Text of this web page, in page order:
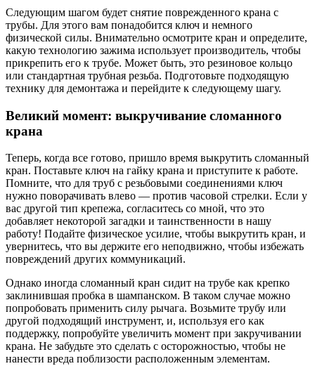
Следующим шагом будет снятие поврежденного крана с
трубы. Для этого вам понадобится ключ и немного
физической силы. Внимательно осмотрите кран и определите,
какую технологию зажима использует производитель, чтобы
прикрепить его к трубе. Может быть, это резиновое кольцо
или стандартная трубная резьба. Подготовьте подходящую
технику для демонтажа и перейдите к следующему шагу.
Великий момент: выкручивание сломанного
крана
Теперь, когда все готово, пришло время выкрутить сломанный
кран. Поставьте ключ на гайку крана и приступите к работе.
Помните, что для труб с резьбовыми соединениями ключ
нужно поворачивать влево — против часовой стрелки. Если у
вас другой тип крепежа, согласитесь со мной, что это
добавляет некоторой загадки и таинственности в нашу
работу! Подайте физическое усилие, чтобы выкрутить кран, и
увернитесь, что вы держите его неподвижно, чтобы избежать
повреждений других коммуникаций.
Однако иногда сломанный кран сидит на трубе как крепко
заклинившая пробка в шампанском. В таком случае можно
попробовать применить силу рычага. Возьмите трубу или
другой подходящий инструмент, и, используя его как
поддержку, попробуйте увеличить момент при закручивании
крана. Не забудьте это сделать с осторожностью, чтобы не
нанести вреда поблизости расположенным элементам.